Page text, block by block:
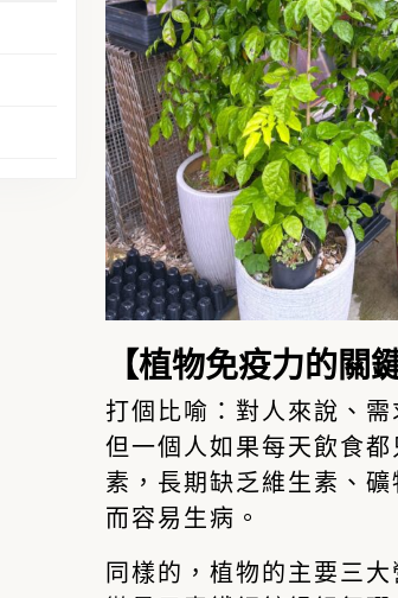
【植物免疫力的關
打個比喻：對人來說、
但一個人如果每天飲食
素，長期缺乏維生素、
而容易生病。
同樣的，植物的主要三